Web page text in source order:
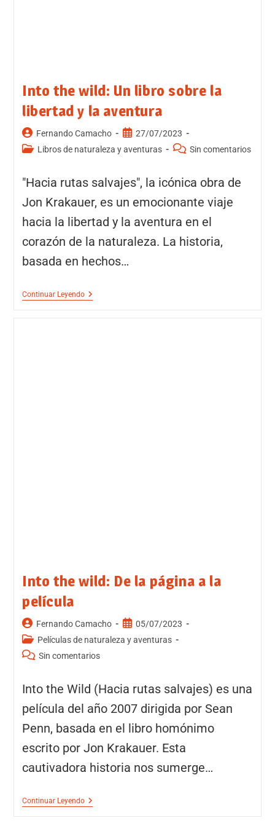
Into the wild: Un libro sobre la
libertad y la aventura
Fernando Camacho
27/07/2023
Libros de naturaleza y aventuras
Sin comentarios
"Hacia rutas salvajes", la icónica obra de
Jon Krakauer, es un emocionante viaje
hacia la libertad y la aventura en el
corazón de la naturaleza. La historia,
basada en hechos…
Continuar Leyendo
Into the wild: De la página a la
película
Fernando Camacho
05/07/2023
Películas de naturaleza y aventuras
Sin comentarios
Into the Wild (Hacia rutas salvajes) es una
película del año 2007 dirigida por Sean
Penn, basada en el libro homónimo
escrito por Jon Krakauer. Esta
cautivadora historia nos sumerge…
Continuar Leyendo